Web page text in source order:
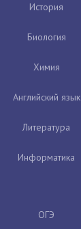
История
Биология
Химия
Английский язык
Литература
Информатика
ОГЭ